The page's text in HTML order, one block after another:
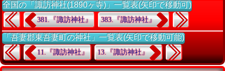
全国の「諏訪神社(1890ヶ寺)」一覧表(矢印で移動可)
381.『諏訪神社』 383.『諏訪神社』
「吾妻郡東吾妻町の神社」一覧表(矢印で移動可能)
11.『諏訪神社』 13.『諏訪神社』